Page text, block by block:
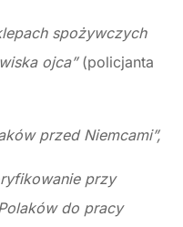
spożywczych
ojca” (policjanta
przed Niemcami”,
przy
do pracy